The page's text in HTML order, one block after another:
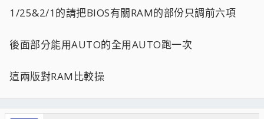
1/25&2/1的請把BIOS有關RAM的部份只調前六項
後面部分能用AUTO的全用AUTO跑一次
這兩版對RAM比較操